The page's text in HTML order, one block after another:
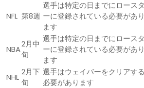
NFL 第8週
選手は特定の日までにロースタ
ーに登録されている必要があり
ます
NBA
2月中
旬
選手は特定の日までにロースタ
ーに登録されている必要があり
ます
NHL
2月下
旬
選手はウェイバーをクリアする
必要があります